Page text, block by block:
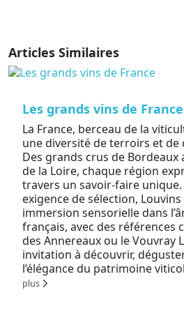
Articles Similaires
Les grands vins de France
La France, berceau de la
une diversité de terroirs et de
Des grands crus de Bordeaux
de la Loire, chaque région
travers un savoir-faire unique.
exigence de sélection,
immersion sensorielle dans
français, avec des références
des Annereaux ou le Vouvray
invitation à découvrir,
l’élégance du patrimoine
plus